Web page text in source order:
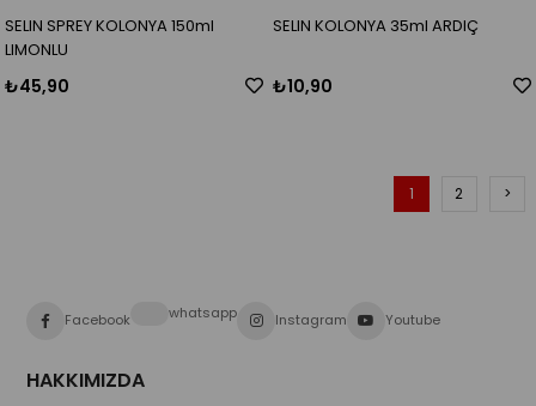
SELIN SPREY KOLONYA 150ml
LIMONLU
₺45,90
SELIN KOLONYA 35ml ARDIÇ
₺10,90
1 2 >
Facebook whatsapp Instagram Youtube
HAKKIMIZDA